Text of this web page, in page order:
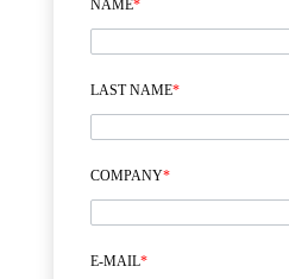
NAME*
LAST NAME*
COMPANY*
E-MAIL*